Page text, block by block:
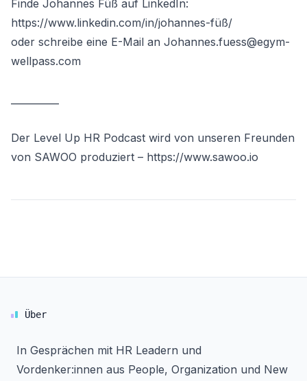
Finde Johannes Füß auf LinkedIn:
https://www.linkedin.com/in/johannes-füß/
oder schreibe eine E-Mail an Johannes.fuess@egym-
wellpass.com
Der Level Up HR Podcast wird von unseren Freunden
von SAWOO produziert – https://www.sawoo.io
Über
In Gesprächen mit HR Leadern und
Vordenker:innen aus People, Organization und New